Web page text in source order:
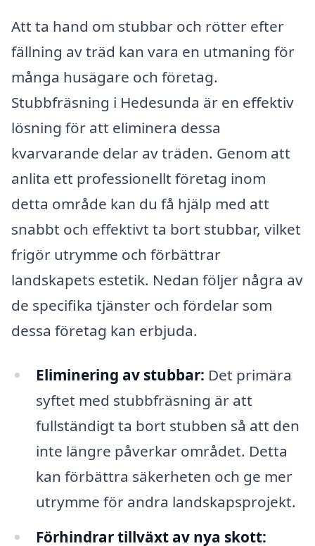
Att ta hand om stubbar och rötter efter
fällning av träd kan vara en utmaning för
många husägare och företag.
Stubbfräsning i Hedesunda är en effektiv
lösning för att eliminera dessa
kvarvarande delar av träden. Genom att
anlita ett professionellt företag inom
detta område kan du få hjälp med att
snabbt och effektivt ta bort stubbar, vilket
frigör utrymme och förbättrar
landskapets estetik. Nedan följer några av
de specifika tjänster och fördelar som
dessa företag kan erbjuda.
Eliminering av stubbar: Det primära
syftet med stubbfräsning är att
fullständigt ta bort stubben så att den
inte längre påverkar området. Detta
kan förbättra säkerheten och ge mer
utrymme för andra landskapsprojekt.
Förhindrar tillväxt av nya skott: